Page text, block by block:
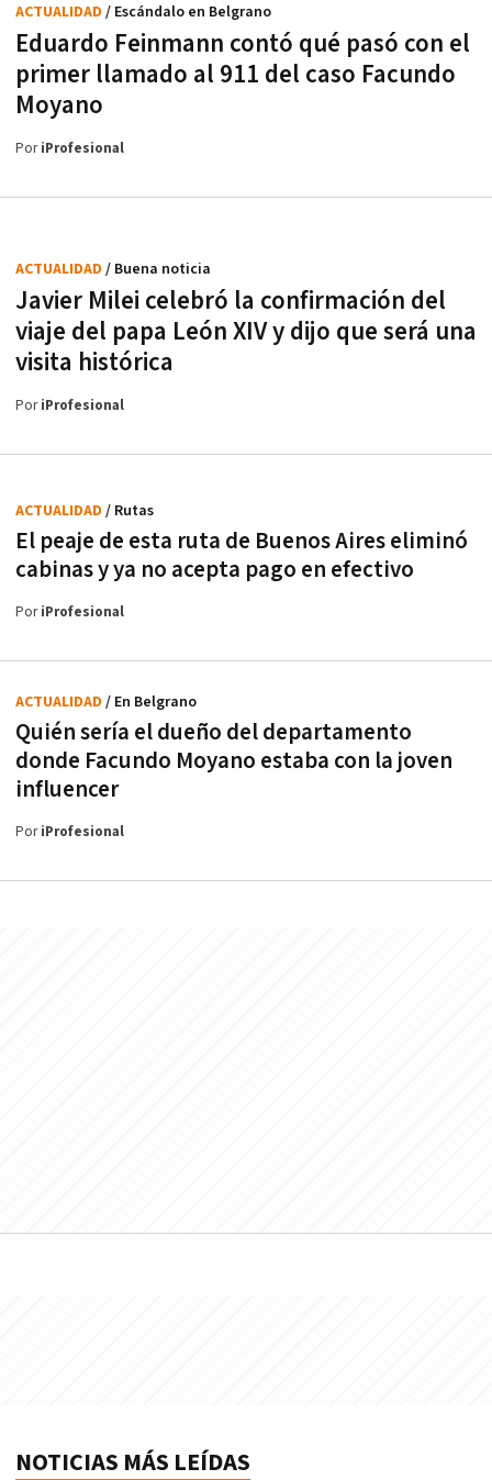
Eduardo Feinmann contó qué pasó con el
primer llamado al 911 del caso Facundo
Moyano
ACTUALIDAD / Escándalo en Belgrano
PoriProfesional
Javier Milei celebró la confirmación del
viaje del papa León XIV y dijo que será una
visita histórica
ACTUALIDAD / Buena noticia
PoriProfesional
El peaje de esta ruta de Buenos Aires eliminó
cabinas y ya no acepta pago en efectivo
ACTUALIDAD / Rutas
PoriProfesional
Quién sería el dueño del departamento
donde Facundo Moyano estaba con la joven
influencer
ACTUALIDAD / En Belgrano
PoriProfesional
NOTICIAS MÁS LEÍDAS